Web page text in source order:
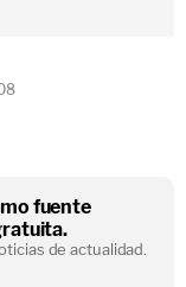
fuente
de actualidad.